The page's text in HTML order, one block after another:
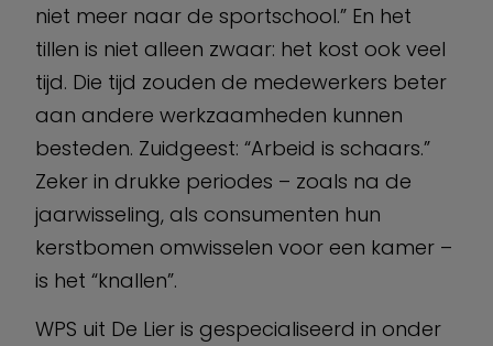
niet meer naar de sportschool.” En het
tillen is niet alleen zwaar: het kost ook veel
tijd. Die tijd zouden de medewerkers beter
aan andere werkzaamheden kunnen
besteden. Zuidgeest: “Arbeid is schaars.”
Zeker in drukke periodes – zoals na de
jaarwisseling, als consumenten hun
kerstbomen omwisselen voor een kamer –
is het “knallen”.
WPS uit De Lier is gespecialiseerd in onder